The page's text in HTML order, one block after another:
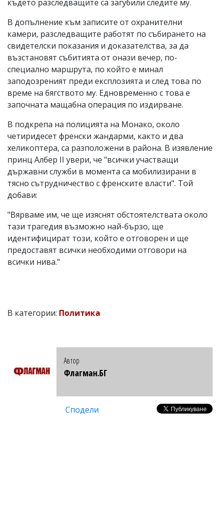
където разследващите са загубили следите му.
В допълнение към записите от охранителни
камери, разследващите работят по събирането на
свидетелски показания и доказателства, за да
възстановят събитията от онази вечер, по-
специално маршрута, по който е минал
заподозреният преди експлозията и след това по
време на бягството му. Едновременно с това е
започната мащабна операция по издирване.
В подкрепа на полицията на Монако, около
четиридесет френски жандарми, както и два
хеликоптера, са разположени в района. В изявление
принц Албер II увери, че "всички участващи
държавни служби в момента са мобилизирани в
тясно сътрудничество с френските власти". Той
добави:
"Вярваме им, че ще изяснят обстоятелствата около
тази трагедия възможно най-бързо, ще
идентифицират този, който е отговорен и ще
предоставят всички необходими отговори на
всички нива."
В категории: Политика
Автор
Флагман.БГ
Сподели